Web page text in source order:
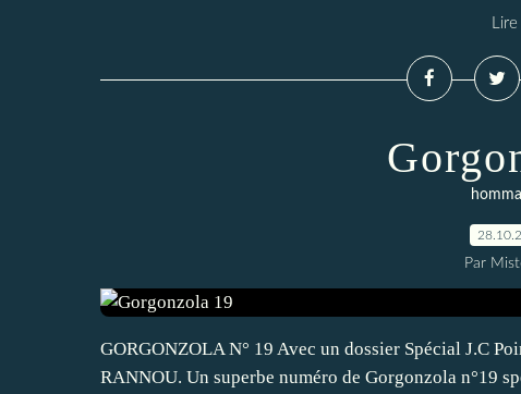
Par
GORGONZOLA N° 19 Avec un dossier Spécial J.C
RANNOU. Un superbe numéro de Gorgonzola n°19